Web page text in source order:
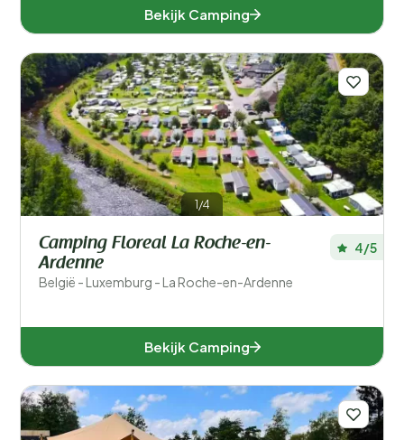
Bekijk Camping
1/4
Camping Floreal La Roche-en-
Ardenne
België - Luxemburg - La Roche-en-Ardenne
4/5
Bekijk Camping